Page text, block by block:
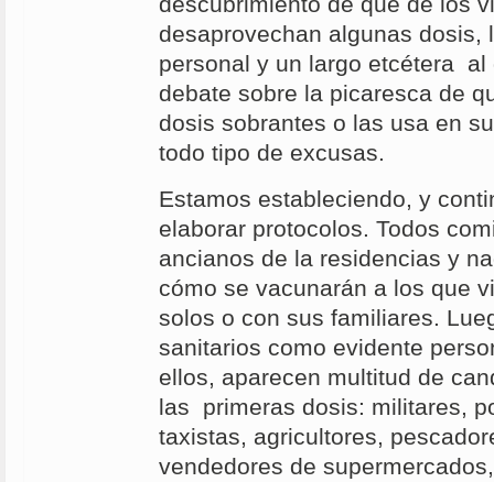
desaprovechan algunas dosis,
personal y un largo etcétera
debate sobre la picaresca de
dosis sobrantes o las usa en
todo tipo de excusas.
Estamos estableciendo, y
elaborar protocolos. Todos
ancianos de la residencias y
cómo se vacunarán a los que
solos o con sus familiares.
sanitarios como evidente
ellos, aparecen multitud de
las primeras dosis: militares,
taxistas, agricultores,
vendedores de